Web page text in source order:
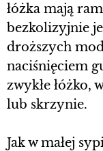
łóżka mają
bezkolizyjnie
droższych
naciśnięciem
zwykłe łóżko,
lub skrzynie.
Jak w małej